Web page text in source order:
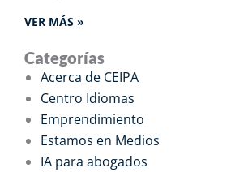
VER MÁS »
Categorías
Acerca de CEIPA
Centro Idiomas
Emprendimiento
Estamos en Medios
IA para abogados